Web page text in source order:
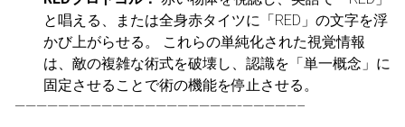
と唱える、または全身赤タイツに「RED」の文字を浮
かび上がらせる。 これらの単純化された視覚情報
は、敵の複雑な術式を破壊し、認識を「単一概念」に
固定させることで術の機能を停止させる。
——————————————————————————–